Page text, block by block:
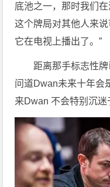
底池之一，那时我们
这个牌局对其他人来
它在电视上播出了。”
距离那手标志性
问道Dwan未来十年会
来Dwan 不会特别沉迷